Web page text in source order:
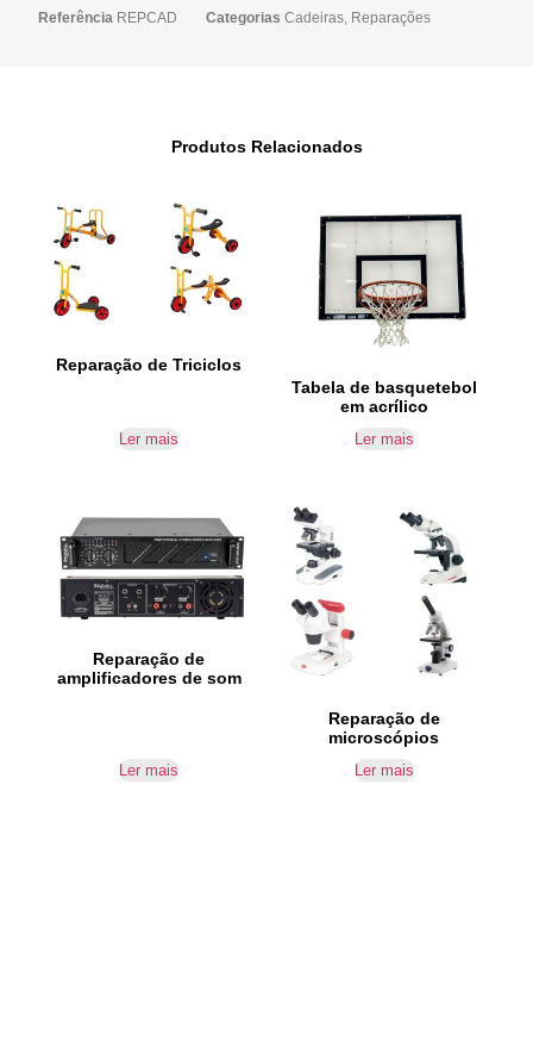
Referência REPCAD Categorias Cadeiras, Reparações
Produtos Relacionados
Reparação de Triciclos
Ler mais
Tabela de basquetebol
em acrílico
Ler mais
Reparação de
amplificadores de som
Ler mais
Reparação de
microscópios
Ler mais